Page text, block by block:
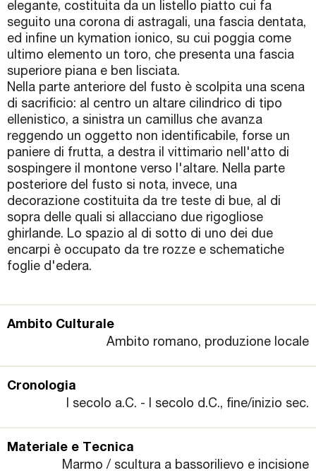
elegante, costituita da un listello piatto cui fa
seguito una corona di astragali, una fascia dentata,
ed infine un kymation ionico, su cui poggia come
ultimo elemento un toro, che presenta una fascia
superiore piana e ben lisciata.
Nella parte anteriore del fusto è scolpita una scena
di sacrificio: al centro un altare cilindrico di tipo
ellenistico, a sinistra un camillus che avanza
reggendo un oggetto non identificabile, forse un
paniere di frutta, a destra il vittimario nell'atto di
sospingere il montone verso l'altare. Nella parte
posteriore del fusto si nota, invece, una
decorazione costituita da tre teste di bue, al di
sopra delle quali si allacciano due rigogliose
ghirlande. Lo spazio al di sotto di uno dei due
encarpi è occupato da tre rozze e schematiche
foglie d'edera.
Ambito Culturale
Ambito romano, produzione locale
Cronologia
I secolo a.C. - I secolo d.C., fine/inizio sec.
Materiale e Tecnica
Marmo / scultura a bassorilievo e incisione